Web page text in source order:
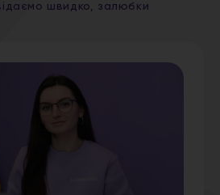
швидко, залюбки